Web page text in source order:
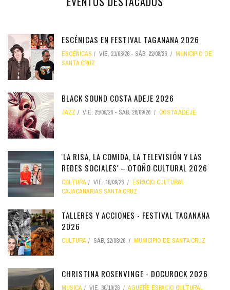
ESCÉNICAS EN FESTIVAL TAGANANA 2026
ESCÉNICAS VIE, 21/08/26 - SÁB, 22/08/26
MUNICIPIO DE
SANTA CRUZ
BLACK SOUND COSTA ADEJE 2026
JAZZ VIE, 25/09/26 - SÁB, 26/09/26 COSTA ADEJE
'LA RISA, LA COMIDA, LA TELEVISIÓN Y LAS
REDES SOCIALES' – OTOÑO CULTURAL 2026
CULTURA VIE, 18/09/26
ESPACIO CULTURAL
CAJACANARIAS SANTA CRUZ
TALLERES Y ACCIONES - FESTIVAL TAGANANA
2026
CULTURA SÁB, 22/08/26 MUNICIPIO DE SANTA CRUZ
CHRISTINA ROSENVINGE - DOCUROCK 2026
MÚSICA VIE, 30/10/26 AGUERE ESPACIO CULTURAL